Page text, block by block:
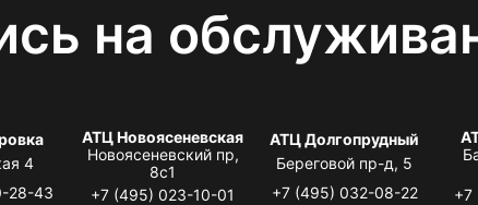
на
4
28-43
АТЦ Новоясеневская
Новоясеневский пр,
8с1
+7 (495) 023-10-01
АТЦ Долгопрудный
Береговой пр-д, 5
+7 (495) 032-08-22
+7